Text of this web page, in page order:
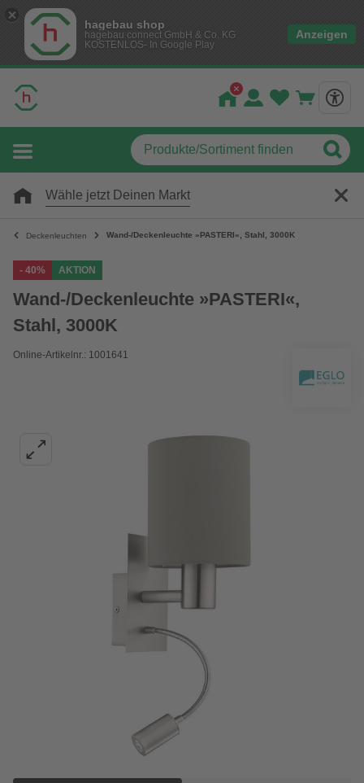
hagebau shop
hagebau connect GmbH & Co. KG
KOSTENLOS- In Google Play
Anzeigen
Wähle jetzt Deinen Markt
Deckenleuchten Wand-/Deckenleuchte »PASTERI«, Stahl, 3000K
- 40% AKTION
Wand-/Deckenleuchte »PASTERI«,
Stahl, 3000K
Online-Artikelnr.: 1001641